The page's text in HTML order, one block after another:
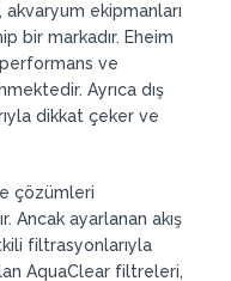
ekipmanları
bir markadır. Eheim
ve
Ayrıca dış
dikkat çeker ve
çözümleri
Ancak ayarlanan akış
filtrasyonlarıyla
AquaClear filtreleri,